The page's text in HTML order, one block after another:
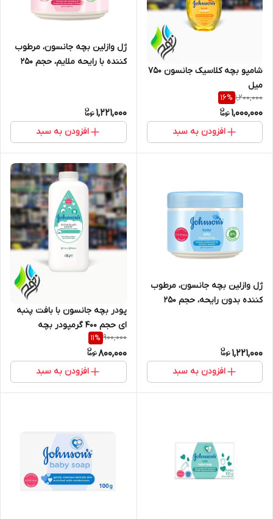
شامپو بچه کلاسیک جانسون 750
میل
1,200,000
16%
1,000,000
افزودن به سبد
ژل وازلین بچه جانسون، مرطوب
کننده با رایحه ملایم، حجم 250
1,221,000
افزودن به سبد
ژل وازلین بچه جانسون، مرطوب
کننده بدون رایحه، حجم 250
1,221,000
افزودن به سبد
پودر بچه جانسون با بافت پنبه
ای حجم ۴۰۰ گرمپودر بچه
جانسون 400 گرم Johnson’s
900,000
11%
800,000
افزودن به سبد